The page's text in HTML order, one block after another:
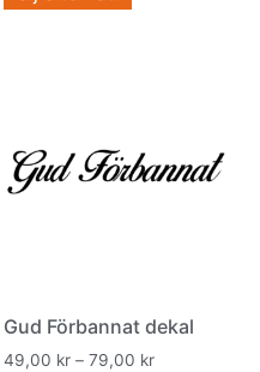
Gud Förbannat dekal
49,00 kr – 79,00 kr